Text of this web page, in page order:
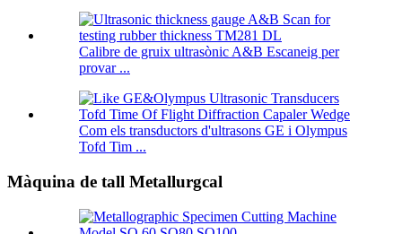
Calibre de gruix ultrasònic A&B Escaneig per
provar ...
Com els transductors d'ultrasons GE i Olympus
Tofd Tim ...
Màquina de tall Metallurgcal